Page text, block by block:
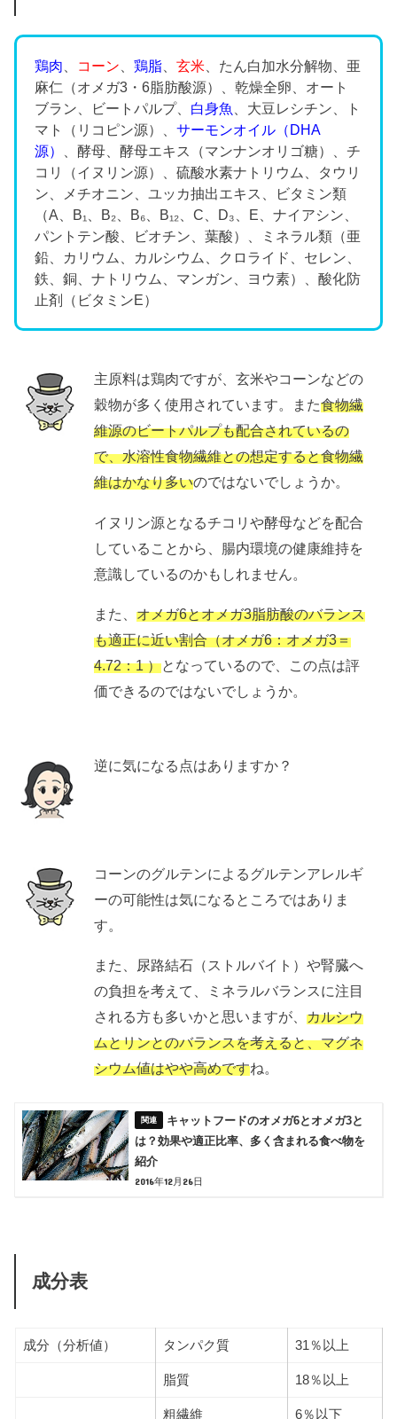
鶏肉 コーン 、鶏脂 、玄米 、たん白加水分解物、亜
麻仁（オメガ3・6脂肪酸源）、乾燥全卵、オート
ブラン、ビートパルプ、 白身魚
、大豆レシチン、ト
マト（リコピン源）、サーモンオイル（DHA
源）
、酵母、酵母エキス（マンナンオリゴ糖）、チ
コリ（イヌリン源）、硫酸水素ナトリウム、タウリ
ン、メチオニン、ユッカ抽出エキス、ビタミン類
（A、B₁、B₂、B₆、B₁₂、C、D₃、E、ナイアシン、
パントテン酸、ビオチン、葉酸）、ミネラル類（亜
鉛、カリウム、カルシウム、クロライド、セレン、
鉄、銅、ナトリウム、マンガン、ヨウ素）、酸化防
止剤（ビタミンE）
主原料は鶏肉ですが、玄米やコーンなどの
穀物が多く使用されています。また食物繊
維源のビートパルプも配合されているの
で、水溶性食物繊維との想定すると食物繊
維はかなり多いのではないでしょうか。
イヌリン源となるチコリや酵母などを配合
していることから、腸内環境の健康維持を
意識しているのかもしれません。
また、オメガ6とオメガ3脂肪酸のバランス
も適正に近い割合（オメガ6：オメガ3＝
4.72：1 ）となっているので、この点は評
価できるのではないでしょうか。
逆に気になる点はありますか？
コーンのグルテンによるグルテンアレルギ
ーの可能性は気になるところではありま
す。
また、尿路結石（ストルバイト）や腎臓へ
の負担を考えて、ミネラルバランスに注目
される方も多いかと思いますが、カルシウ
ムとリンとのバランスを考えると、マグネ
シウム値はやや高めですね。
キャットフードのオメガ6とオメガ3と
は？効果や適正比率、多く含まれる食べ物を
紹介
2016年12月26日
成分表
成分（分析値） タンパク質 31％以上
脂質 18％以上
粗繊維 6％以下